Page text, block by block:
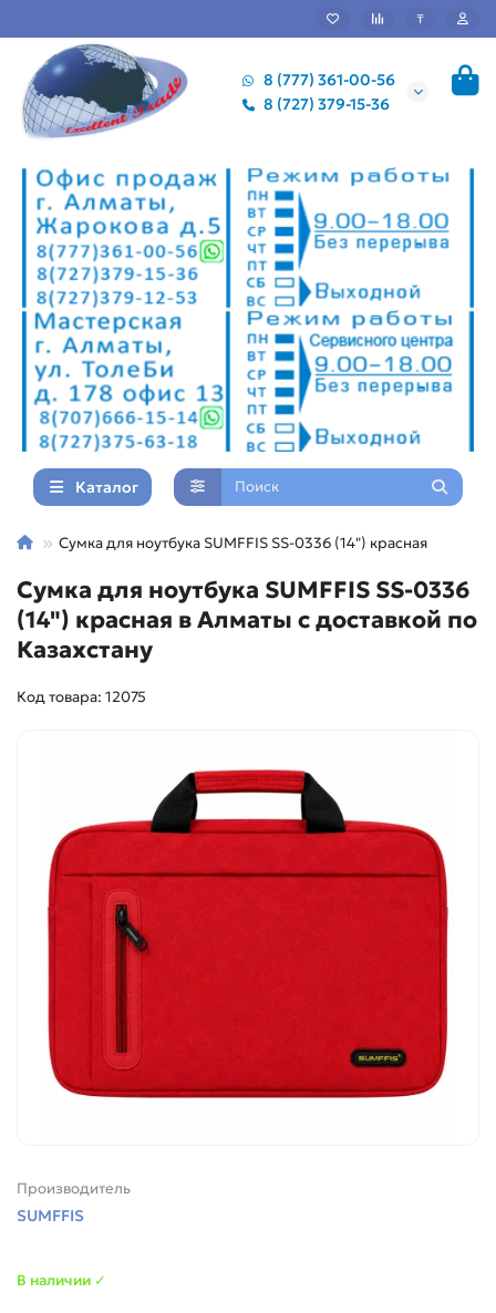
₸
8 (777) 361-00-56
8 (727) 379-15-36
Каталог
Сумка для ноутбука SUMFFIS SS-0336 (14") красная
Сумка для ноутбука SUMFFIS SS-0336
(14") красная в Алматы с доставкой по
Казахстану
Код товара: 12075
Производитель
SUMFFIS
В наличии ✓